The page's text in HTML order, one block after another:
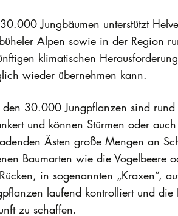
Jungbäumen unterstützt
Alpen sowie in der Region
klimatischen
wieder übernehmen kann.
den 30.000 Jungpflanzen sind rund
und können Stürmen oder
Ästen große Mengen an
Baumarten wie die Vogelbeere
in sogenannten „Kraxen“,
laufend kontrolliert und
zu schaffen.